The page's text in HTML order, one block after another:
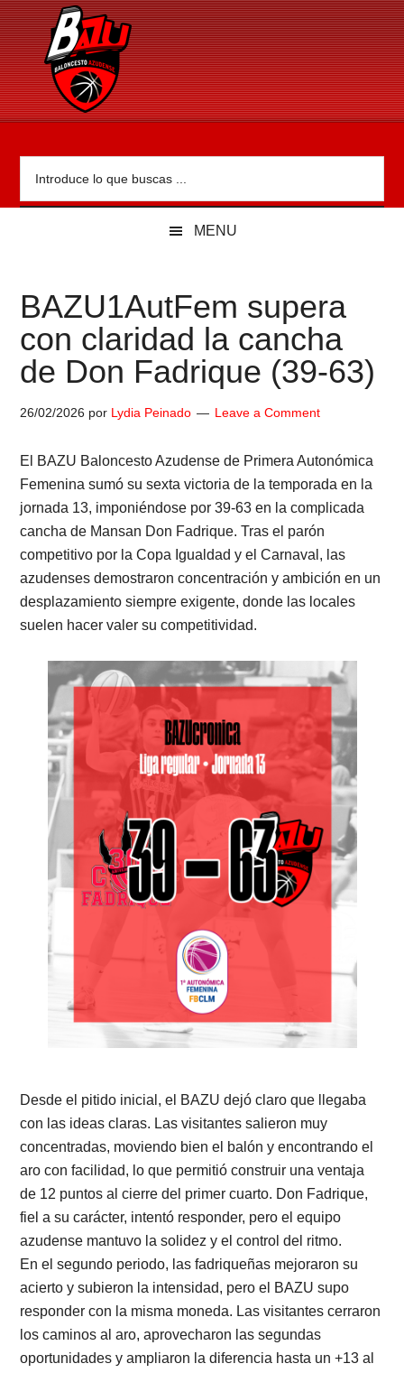
Skip
to
main
content
Skip
to
secondary
menu
Skip
to
primary
sidebar
Skip
to
footer
Bazu.es
Baloncesto
-
Bazu
Bazu.es
buscas
MENU
BAZU1AutFem supera
con claridad la cancha
de Don Fadrique (39-63)
26/02/2026 por Lydia Peinado Leave a Comment
El BAZU Baloncesto Azudense de Primera Autonómica
Femenina sumó su sexta victoria de la temporada en la
jornada 13, imponiéndose por 39-63 en la complicada
cancha de Mansan Don Fadrique. Tras el parón
competitivo por la Copa Igualdad y el Carnaval, las
azudenses demostraron concentración y ambición en un
desplazamiento siempre exigente, donde las locales
suelen hacer valer su competitividad.
Desde el pitido inicial, el BAZU dejó claro que llegaba
con las ideas claras. Las visitantes salieron muy
concentradas, moviendo bien el balón y encontrando el
aro con facilidad, lo que permitió construir una ventaja
de 12 puntos al cierre del primer cuarto. Don Fadrique,
fiel a su carácter, intentó responder, pero el equipo
azudense mantuvo la solidez y el control del ritmo.
En el segundo periodo, las fadriqueñas mejoraron su
acierto y subieron la intensidad, pero el BAZU supo
responder con la misma moneda. Las visitantes cerraron
los caminos al aro, aprovecharon las segundas
oportunidades y ampliaron la diferencia hasta un +13 al